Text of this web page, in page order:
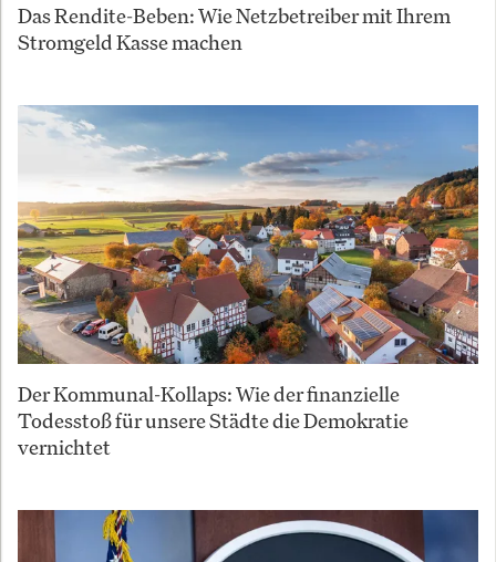
Das Rendite-Beben: Wie Netzbetreiber mit Ihrem
Stromgeld Kasse machen
Der Kommunal-Kollaps: Wie der finanzielle
Todesstoß für unsere Städte die Demokratie
vernichtet